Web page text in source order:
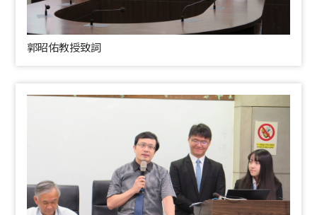
郭昭佑教授致詞